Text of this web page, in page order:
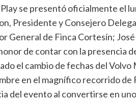
se presentó oficialmente el
Presidente y Consejero
General de Finca Cortesín;
de contar con la presencia
el cambio de fechas del
en el magnífico recorrido
del evento al convertirse en